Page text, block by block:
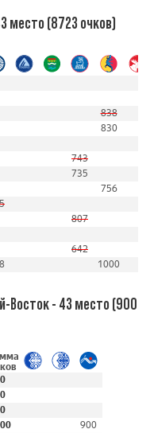
место (8723 очков)
838
830
743
735
756
807
642
1000
Восток - 43 место (900
0
0
0
900